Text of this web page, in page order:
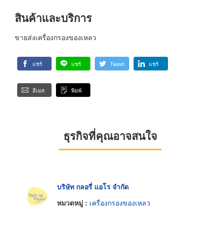
สินค้าและบริการ
ขายส่งเครื่องกรองของเหลว
แชร์ แชร์ Tweet แชร์
อีเมล พิมพ์
ธุรกิจที่คุณอาจสนใจ
บริษัท กลอรี่ แอโร จำกัด
หมวดหมู่ : เครื่องกรองของเหลว